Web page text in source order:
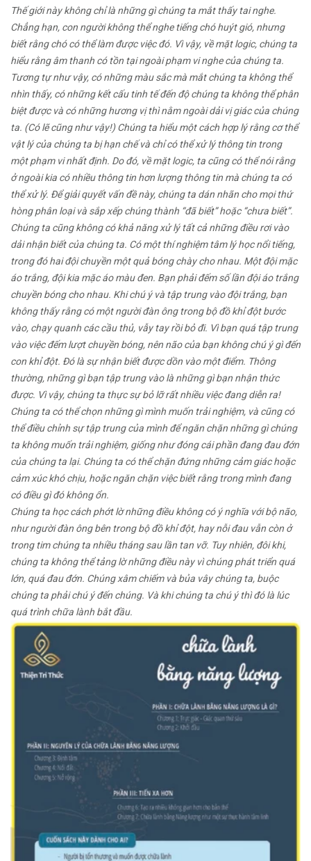
Thế giới này không chỉ là những gì chúng ta mắt thấy tai nghe.
Chẳng hạn, con người không thể nghe tiếng chó huýt gió, nhưng
biết rằng chó có thể làm được việc đó. Vì vậy, về mặt logic, chúng ta
hiểu rằng âm thanh có tồn tại ngoài phạm vi nghe của chúng ta.
Tương tự như vậy, có những màu sắc mà mắt chúng ta không thể
nhìn thấy, có những kết cấu tinh tế đến độ chúng ta không thể phân
biệt được và có những hương vị thì nằm ngoài dải vị giác của chúng
ta. (Có lẽ cũng như vậy!) Chúng ta hiểu một cách hợp lý rằng cơ thể
vật lý của chúng ta bị hạn chế và chỉ có thể xử lý thông tin trong
một phạm vi nhất định. Do đó, về mặt logic, ta cũng có thể nói rằng
ở ngoài kia có nhiều thông tin hơn lượng thông tin mà chúng ta có
thể xử lý. Để giải quyết vấn đề này, chúng ta dán nhãn cho mọi thứ
hòng phân loại và sắp xếp chúng thành “đã biết” hoặc “chưa biết”.
Chúng ta cũng không có khả năng xử lý tất cả những điều rơi vào
dải nhận biết của chúng ta. Có một thí nghiệm tâm lý học nổi tiếng,
trong đó hai đội chuyền một quả bóng chày cho nhau. Một đội mặc
áo trắng, đội kia mặc áo màu đen. Bạn phải đếm số lần đội áo trắng
chuyền bóng cho nhau. Khi chú ý và tập trung vào đội trắng, bạn
không thấy rằng có một người đàn ông trong bộ đồ khỉ đột bước
vào, chạy quanh các cầu thủ, vẫy tay rồi bỏ đi. Vì bạn quá tập trung
vào việc đếm lượt chuyền bóng, nên não của bạn không chú ý gì đến
con khỉ đột. Đó là sự nhận biết được dồn vào một điểm. Thông
thường, những gì bạn tập trung vào là những gì bạn nhận thức
được. Vì vậy, chúng ta thực sự bỏ lỡ rất nhiều việc đang diễn ra!
Chúng ta có thể chọn những gì mình muốn trải nghiệm, và cũng có
thể điều chỉnh sự tập trung của mình để ngăn chặn những gì chúng
ta không muốn trải nghiệm, giống như đóng cái phần đang đau đớn
của chúng ta lại. Chúng ta có thể chặn đứng những cảm giác hoặc
cảm xúc khó chịu, hoặc ngăn chặn việc biết rằng trong mình đang
có điều gì đó không ổn.
Chúng ta học cách phớt lờ những điều không có ý nghĩa với bộ não,
như người đàn ông bên trong bộ đồ khỉ đột, hay nỗi đau vẫn còn ở
trong tim chúng ta nhiều tháng sau lần tan vỡ. Tuy nhiên, đôi khi,
chúng ta không thể tảng lờ những điều này vì chúng phát triển quá
lớn, quá đau đớn. Chúng xâm chiếm và bủa vây chúng ta, buộc
chúng ta phải chú ý đến chúng. Và khi chúng ta chú ý thì đó là lúc
quá trình chữa lành bắt đầu.